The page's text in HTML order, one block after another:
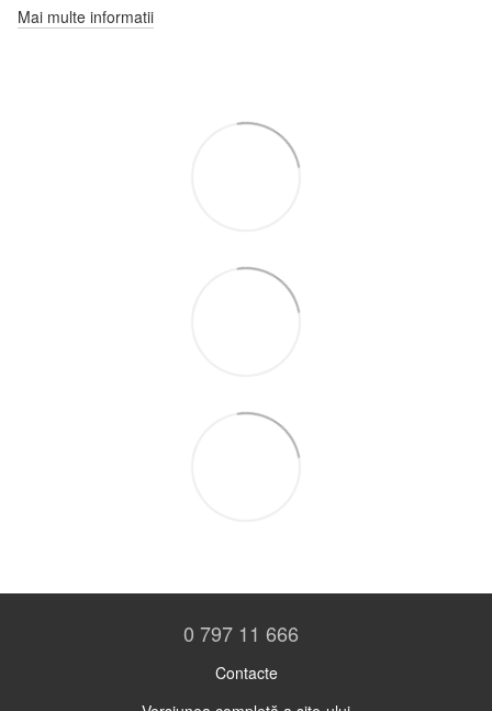
Mai multe informatii
0 797 11 666
Contacte